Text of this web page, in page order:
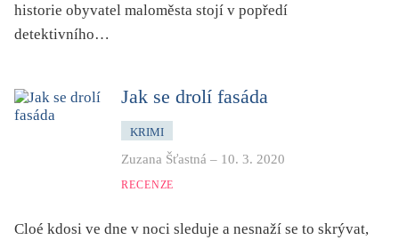
historie obyvatel maloměsta stojí v popředí
detektivního…
Jak se drolí fasáda
KRIMI
Zuzana Šťastná – 10. 3. 2020
RECENZE
Cloé kdosi ve dne v noci sleduje a nesnaží se to skrývat,